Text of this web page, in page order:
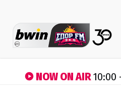
NOW ON AIR10:00